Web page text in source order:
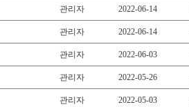
관리자 2022-06-14
관리자 2022-06-14
관리자 2022-06-03
관리자 2022-05-26
관리자 2022-05-03